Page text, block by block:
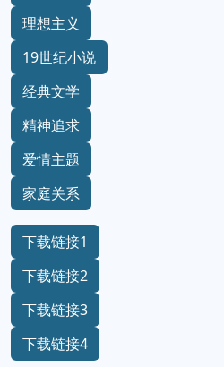
理想主义
19世纪小说
经典文学
精神追求
爱情主题
家庭关系
下载链接1
下载链接2
下载链接3
下载链接4